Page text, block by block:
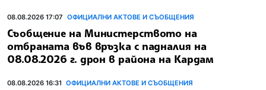
08.08.2026 17:07 ОФИЦИАЛНИ АКТОВЕ И СЪОБЩЕНИЯ
Съобщение на Министерството на
отбраната във връзка с падналия на
08.08.2026 г. дрон в района на Кардам
08.08.2026 16:31 ОФИЦИАЛНИ АКТОВЕ И СЪОБЩЕНИЯ